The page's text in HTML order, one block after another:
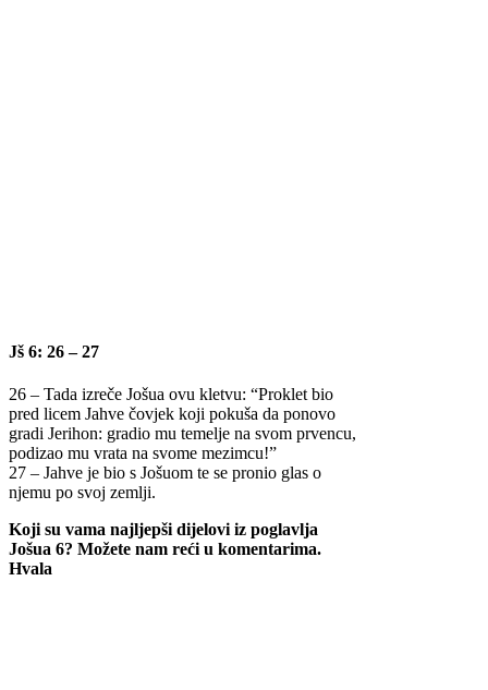
Jš 6: 26 – 27
26 – Tada izreče Jošua ovu kletvu: “Proklet bio
pred licem Jahve čovjek koji pokuša da ponovo
gradi Jerihon: gradio mu temelje na svom prvencu,
podizao mu vrata na svome mezimcu!”
27 – Jahve je bio s Jošuom te se pronio glas o
njemu po svoj zemlji.
Koji su vama najljepši dijelovi iz poglavlja
Jošua 6? Možete nam reći u komentarima.
Hvala